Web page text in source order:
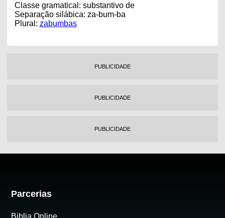
Classe gramatical: substantivo de
Separação silábica: za-bum-ba
Plural: zabumbas
PUBLICIDADE
PUBLICIDADE
PUBLICIDADE
Parcerias